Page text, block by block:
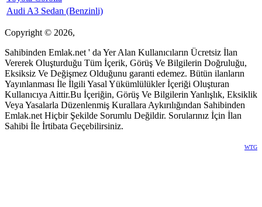
Audi A3 Sedan (Benzinli)
Copyright © 2026,
Sahibinden Emlak.net ' da Yer Alan Kullanıcıların Ücretsiz İlan
Vererek Oluşturduğu Tüm İçerik, Görüş Ve Bilgilerin Doğruluğu,
Eksiksiz Ve Değişmez Olduğunu garanti edemez. Bütün ilanların
Yayınlanması İle İlgili Yasal Yükümlülükler İçeriği Oluşturan
Kullanıcıya Aittir.Bu İçeriğin, Görüş Ve Bilgilerin Yanlışlık, Eksiklik
Veya Yasalarla Düzenlenmiş Kurallara Aykırılığından Sahibinden
Emlak.net Hiçbir Şekilde Sorumlu Değildir. Sorularınız İçin İlan
Sahibi İle İrtibata Geçebilirsiniz.
WTG